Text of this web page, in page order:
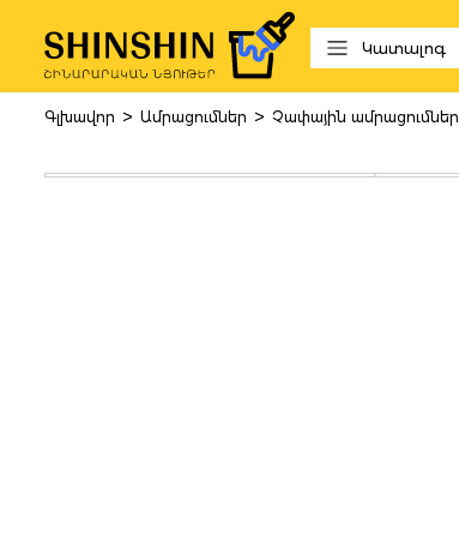
Skip to main navigation
Կատալոգ
Գլխավոր > Ամրացումներ > Չափային ամրացումներ